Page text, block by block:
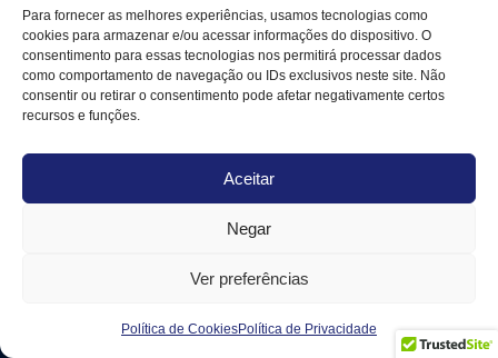
Para fornecer as melhores experiências, usamos tecnologias como
cookies para armazenar e/ou acessar informações do dispositivo. O
consentimento para essas tecnologias nos permitirá processar dados
como comportamento de navegação ou IDs exclusivos neste site. Não
consentir ou retirar o consentimento pode afetar negativamente certos
recursos e funções.
Aceitar
Negar
Ver preferências
Política de CookiesPolítica de Privacidade
CEP: 04717-907
SOLICITE UM DIAGNÓSTICO
DE MATURIDADE
+55 11 97772-1015
faleconosco@alleasy.com.br
ALLEASY SEGURANÇA DA INFORMAÇÃO E GESTÃO DE TI LTDA. © 2026